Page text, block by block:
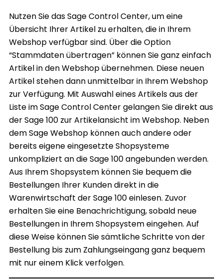
Nutzen Sie das Sage Control Center, um eine
Übersicht Ihrer Artikel zu erhalten, die in Ihrem
Webshop verfügbar sind. Über die Option
“Stammdaten übertragen” können Sie ganz einfach
Artikel in den Webshop übernehmen. Diese neuen
Artikel stehen dann unmittelbar in Ihrem Webshop
zur Verfügung. Mit Auswahl eines Artikels aus der
Liste im Sage Control Center gelangen Sie direkt aus
der Sage 100 zur Artikelansicht im Webshop. Neben
dem Sage Webshop können auch andere oder
bereits eigene eingesetzte Shopsysteme
unkompliziert an die Sage 100 angebunden werden.
Aus Ihrem Shopsystem können Sie bequem die
Bestellungen Ihrer Kunden direkt in die
Warenwirtschaft der Sage 100 einlesen. Zuvor
erhalten Sie eine Benachrichtigung, sobald neue
Bestellungen in Ihrem Shopsystem eingehen. Auf
diese Weise können Sie sämtliche Schritte von der
Bestellung bis zum Zahlungseingang ganz bequem
mit nur einem Klick verfolgen.